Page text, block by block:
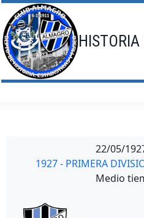
Saltar
al
contenido
22/05/
1927 - PRIMERA
Medio